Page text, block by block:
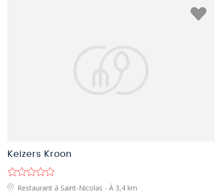
Keizers Kroon
Restaurant à Saint-Nicolas - À 3,4 km